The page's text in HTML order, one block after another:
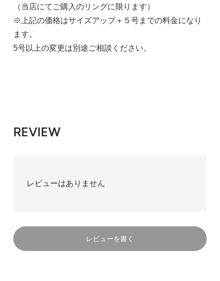
（当店にてご購入のリングに限ります）
※上記の価格はサイズアップ＋５号までの料金になり
ます。
5号以上の変更は別途ご相談ください。
REVIEW
レビューはありません
レビューを書く